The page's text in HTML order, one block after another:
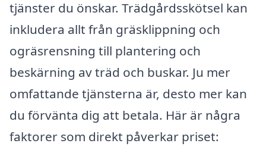
tjänster du önskar. Trädgårdsskötsel kan
inkludera allt från gräsklippning och
ogräsrensning till plantering och
beskärning av träd och buskar. Ju mer
omfattande tjänsterna är, desto mer kan
du förvänta dig att betala. Här är några
faktorer som direkt påverkar priset: